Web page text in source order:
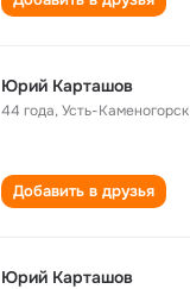
Юрий Карташов
44 года,Усть-Каменогорск
Добавить в друзья
Юрий Карташов